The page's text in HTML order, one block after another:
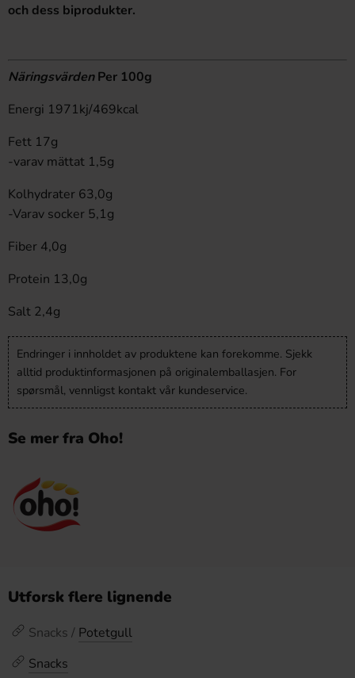
och dess biprodukter.
NäringsvärdenPer 100g
Energi 1971kj/469kcal
Fett 17g
-varav mättat 1,5g
Kolhydrater 63,0g
-Varav socker 5,1g
Fiber 4,0g
Protein 13,0g
Salt 2,4g
Endringer i innholdet av produktene kan forekomme. Sjekk
alltid produktinformasjonen på originalemballasjen. For
spørsmål, vennligst kontakt vår kundeservice.
Se mer fra Oho!
Utforsk flere lignende
Snacks / Potetgull
Snacks